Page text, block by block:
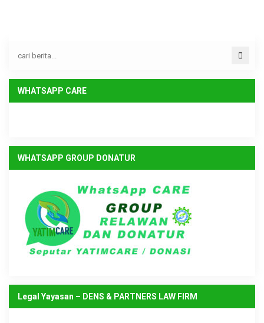
WHATSAPP CARE
WHATSAPP GROUP DONATUR
Legal Yayasan – DENS & PARTNERS LAW FIRM